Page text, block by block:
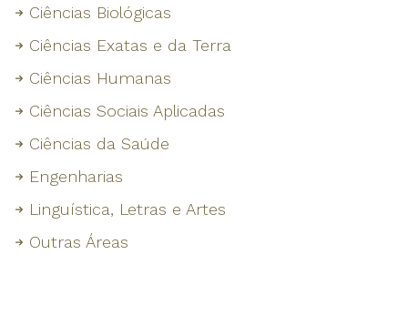
Ciências Biológicas
Ciências Exatas e da Terra
Ciências Humanas
Ciências Sociais Aplicadas
Ciências da Saúde
Engenharias
Linguística, Letras e Artes
Outras Áreas